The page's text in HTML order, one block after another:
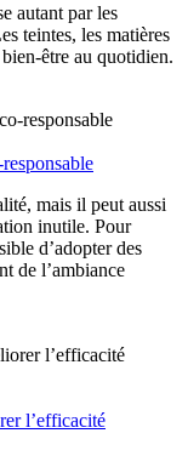
autant par les
teintes, les matières
être au quotidien.
mais il peut aussi
inutile. Pour
d’adopter des
de l’ambiance
l’efficacité